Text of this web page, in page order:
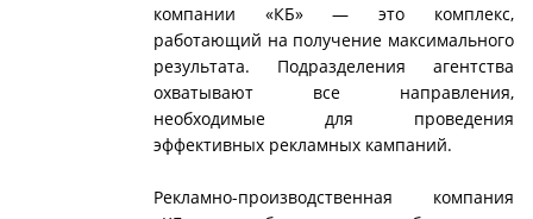
компании «КБ» — это комплекс,
работающий на получение максимального
результата. Подразделения агентства
охватывают все направления,
необходимые для проведения
эффективных рекламных кампаний.
Рекламно-производственная компания